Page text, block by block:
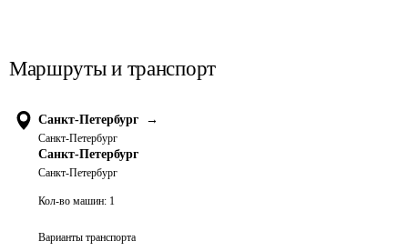
Маршруты и транспорт
Санкт-Петербург →
Санкт-Петербург
Санкт-Петербург
Санкт-Петербург
Кол-во машин: 1
Варианты транспорта